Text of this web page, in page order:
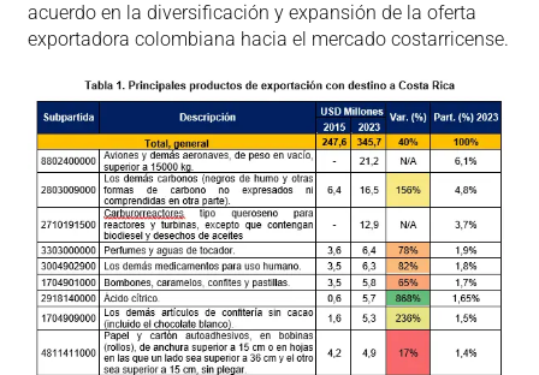
acuerdo en la diversificación y expansión de la oferta
exportadora colombiana hacia el mercado costarricense.